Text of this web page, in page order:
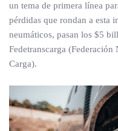
un tema de primera línea
pérdidas que rondan a esta
neumáticos, pasan los $5
Fedetranscarga (Federación
Carga).